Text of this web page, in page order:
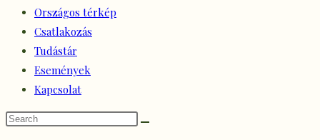
Országos térkép
Csatlakozás
Tudástár
Események
Kapcsolat